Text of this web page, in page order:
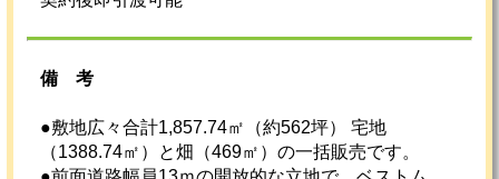
備考
●敷地広々合計1,857.74㎡（約562坪） 宅地
（1388.74㎡）と畑（469㎡）の一括販売です。